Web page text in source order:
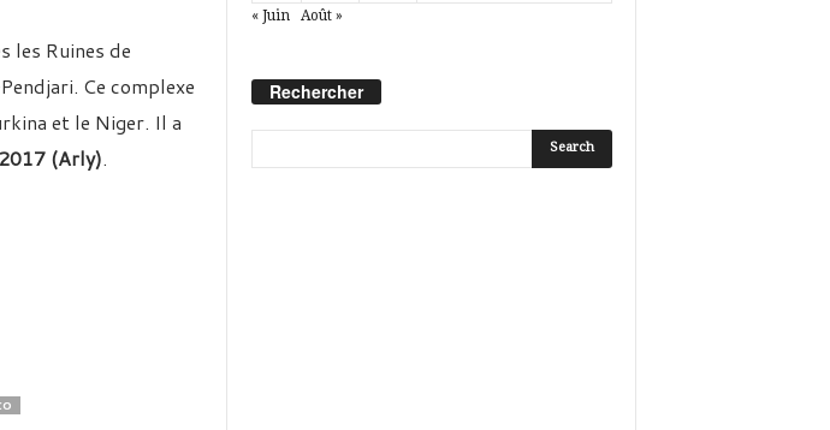
les Ruines de
Ce complexe
et le Niger. Il a
2017 (Arly).
« Juin Août »
Rechercher